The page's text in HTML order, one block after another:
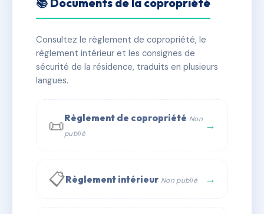
✓ Immatriculée 🏠 85 lots 🏗 1 bâtiment(s)
📞 Contacter Syndic Digital
📚 Documents de la copropriété
Consultez le règlement de copropriété, le
règlement intérieur et les consignes de
sécurité de la résidence, traduits en plusieurs
langues.
📜Règlement de copropriété Non
publié
→
📋Règlement intérieur Non publié →